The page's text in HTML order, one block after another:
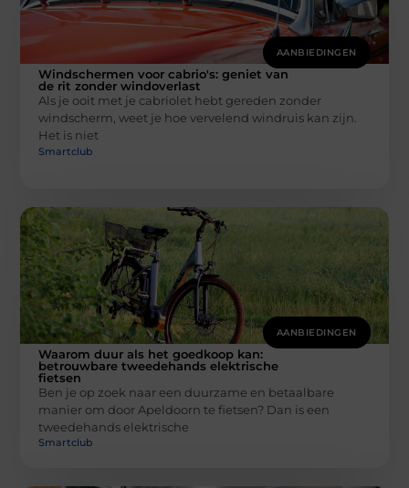
AANBIEDINGEN
Windschermen voor cabrio's: geniet van
de rit zonder windoverlast
Als je ooit met je cabriolet hebt gereden zonder
windscherm, weet je hoe vervelend windruis kan zijn.
Het is niet
Smartclub
AANBIEDINGEN
Waarom duur als het goedkoop kan:
betrouwbare tweedehands elektrische
fietsen
Ben je op zoek naar een duurzame en betaalbare
manier om door Apeldoorn te fietsen? Dan is een
tweedehands elektrische
Smartclub